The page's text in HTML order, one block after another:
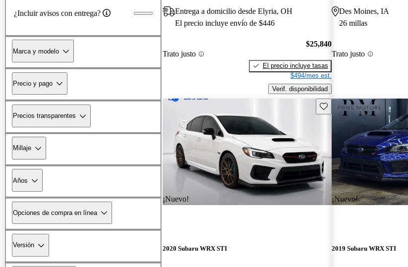
¿Incluir avisos con entrega?
Marca y modelo
Precio y pago
Precios transparentes
Millaje
Años
Opciones de compra en línea
Versión
Entrega a domicilio desde Elyria, OH
El precio incluye envío de $446
Trato justo
$25,840
El precio incluye tasas
$494/mes est.
Verif. disponibilidad
Des Moines, IA
26 millas
Trato justo
¡Nuevo!
Guarda este Aviso
2020 Subaru WRX STI
¡Nuevo!
2019 Subaru WRX STI